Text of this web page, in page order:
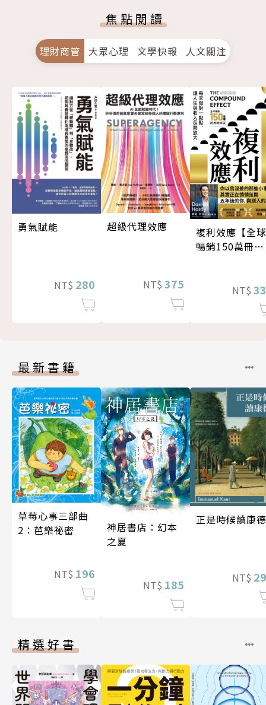
焦點閱讀
理財商管 大眾心理 文學快報 人文關注
勇氣賦能
NT$ 280
超級代理效應
NT$ 375
複利效應【全球
暢銷150萬冊・
NT$
最新書籍
草莓心事三部曲
2：芭樂祕密
NT$ 196
神居書店：幻本
之夏
NT$ 185
正是時候讀康德
NT$
精選好書